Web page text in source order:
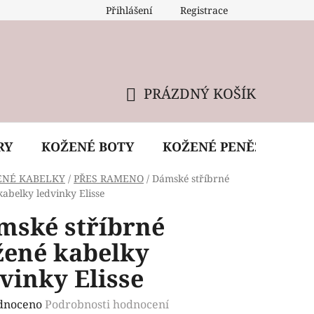
Reklamační podmínky
Přihlášení Registrace
KOŠÍK
PRÁZDNÝ KOŠÍK
KOŽENÉ BOTY KOŽENÉ PENĚŽENKY
KABELKY / PŘES RAMENO / Dámské stříbrné
ledvinky Elisse
stříbrné
kabelky
Elisse
Podrobnosti hodnocení